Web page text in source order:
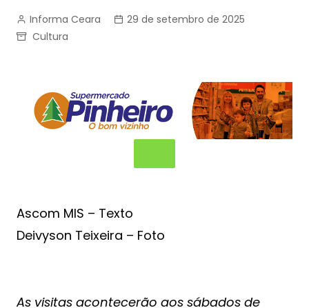
Informa Ceara
29 de setembro de 2025
Cultura
Ascom MIS – Texto
Deivyson Teixeira – Foto
As visitas acontecerão aos sábados de